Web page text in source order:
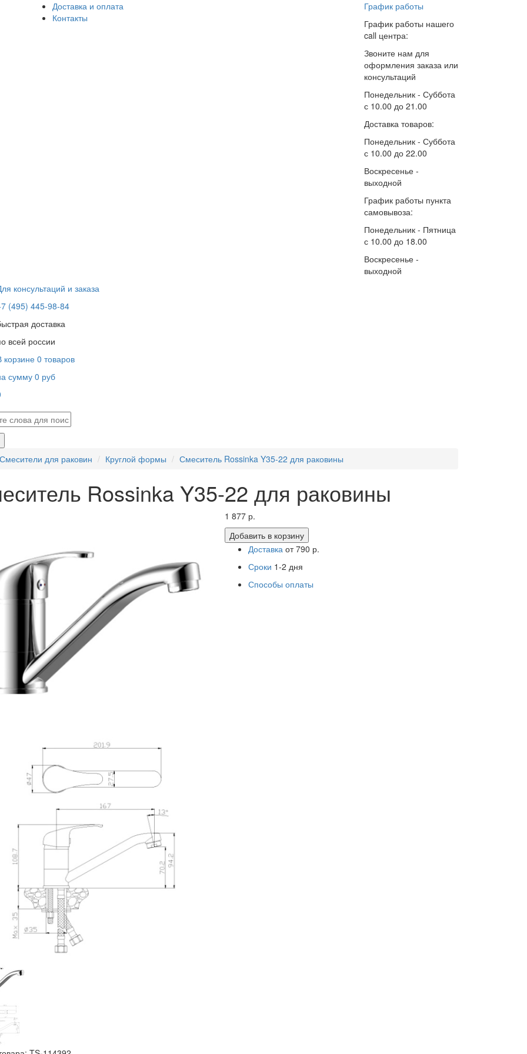
Доставка и оплата
Контакты
График работы
График работы нашего
call центра:
Звоните нам для
оформления заказа или
консультаций
Понедельник - Суббота
с 10.00 до 21.00
Доставка товаров:
Понедельник - Суббота
с 10.00 до 22.00
Воскресенье -
выходной
График работы пункта
самовывоза:
Понедельник - Пятница
с 10.00 до 18.00
Воскресенье -
выходной
консультаций и заказа
(495) 445-98-84
доставка
всей россии
корзине 0 товаров
сумму 0 руб
Смесители для раковин Круглой формы Смеситель Rossinka Y35-22 для раковины
Rossinka Y35-22 для раковины
1 877 р.
Добавить вкорзину
Доставкаот 790 р.
Сроки 1-2 дня
Способы оплаты